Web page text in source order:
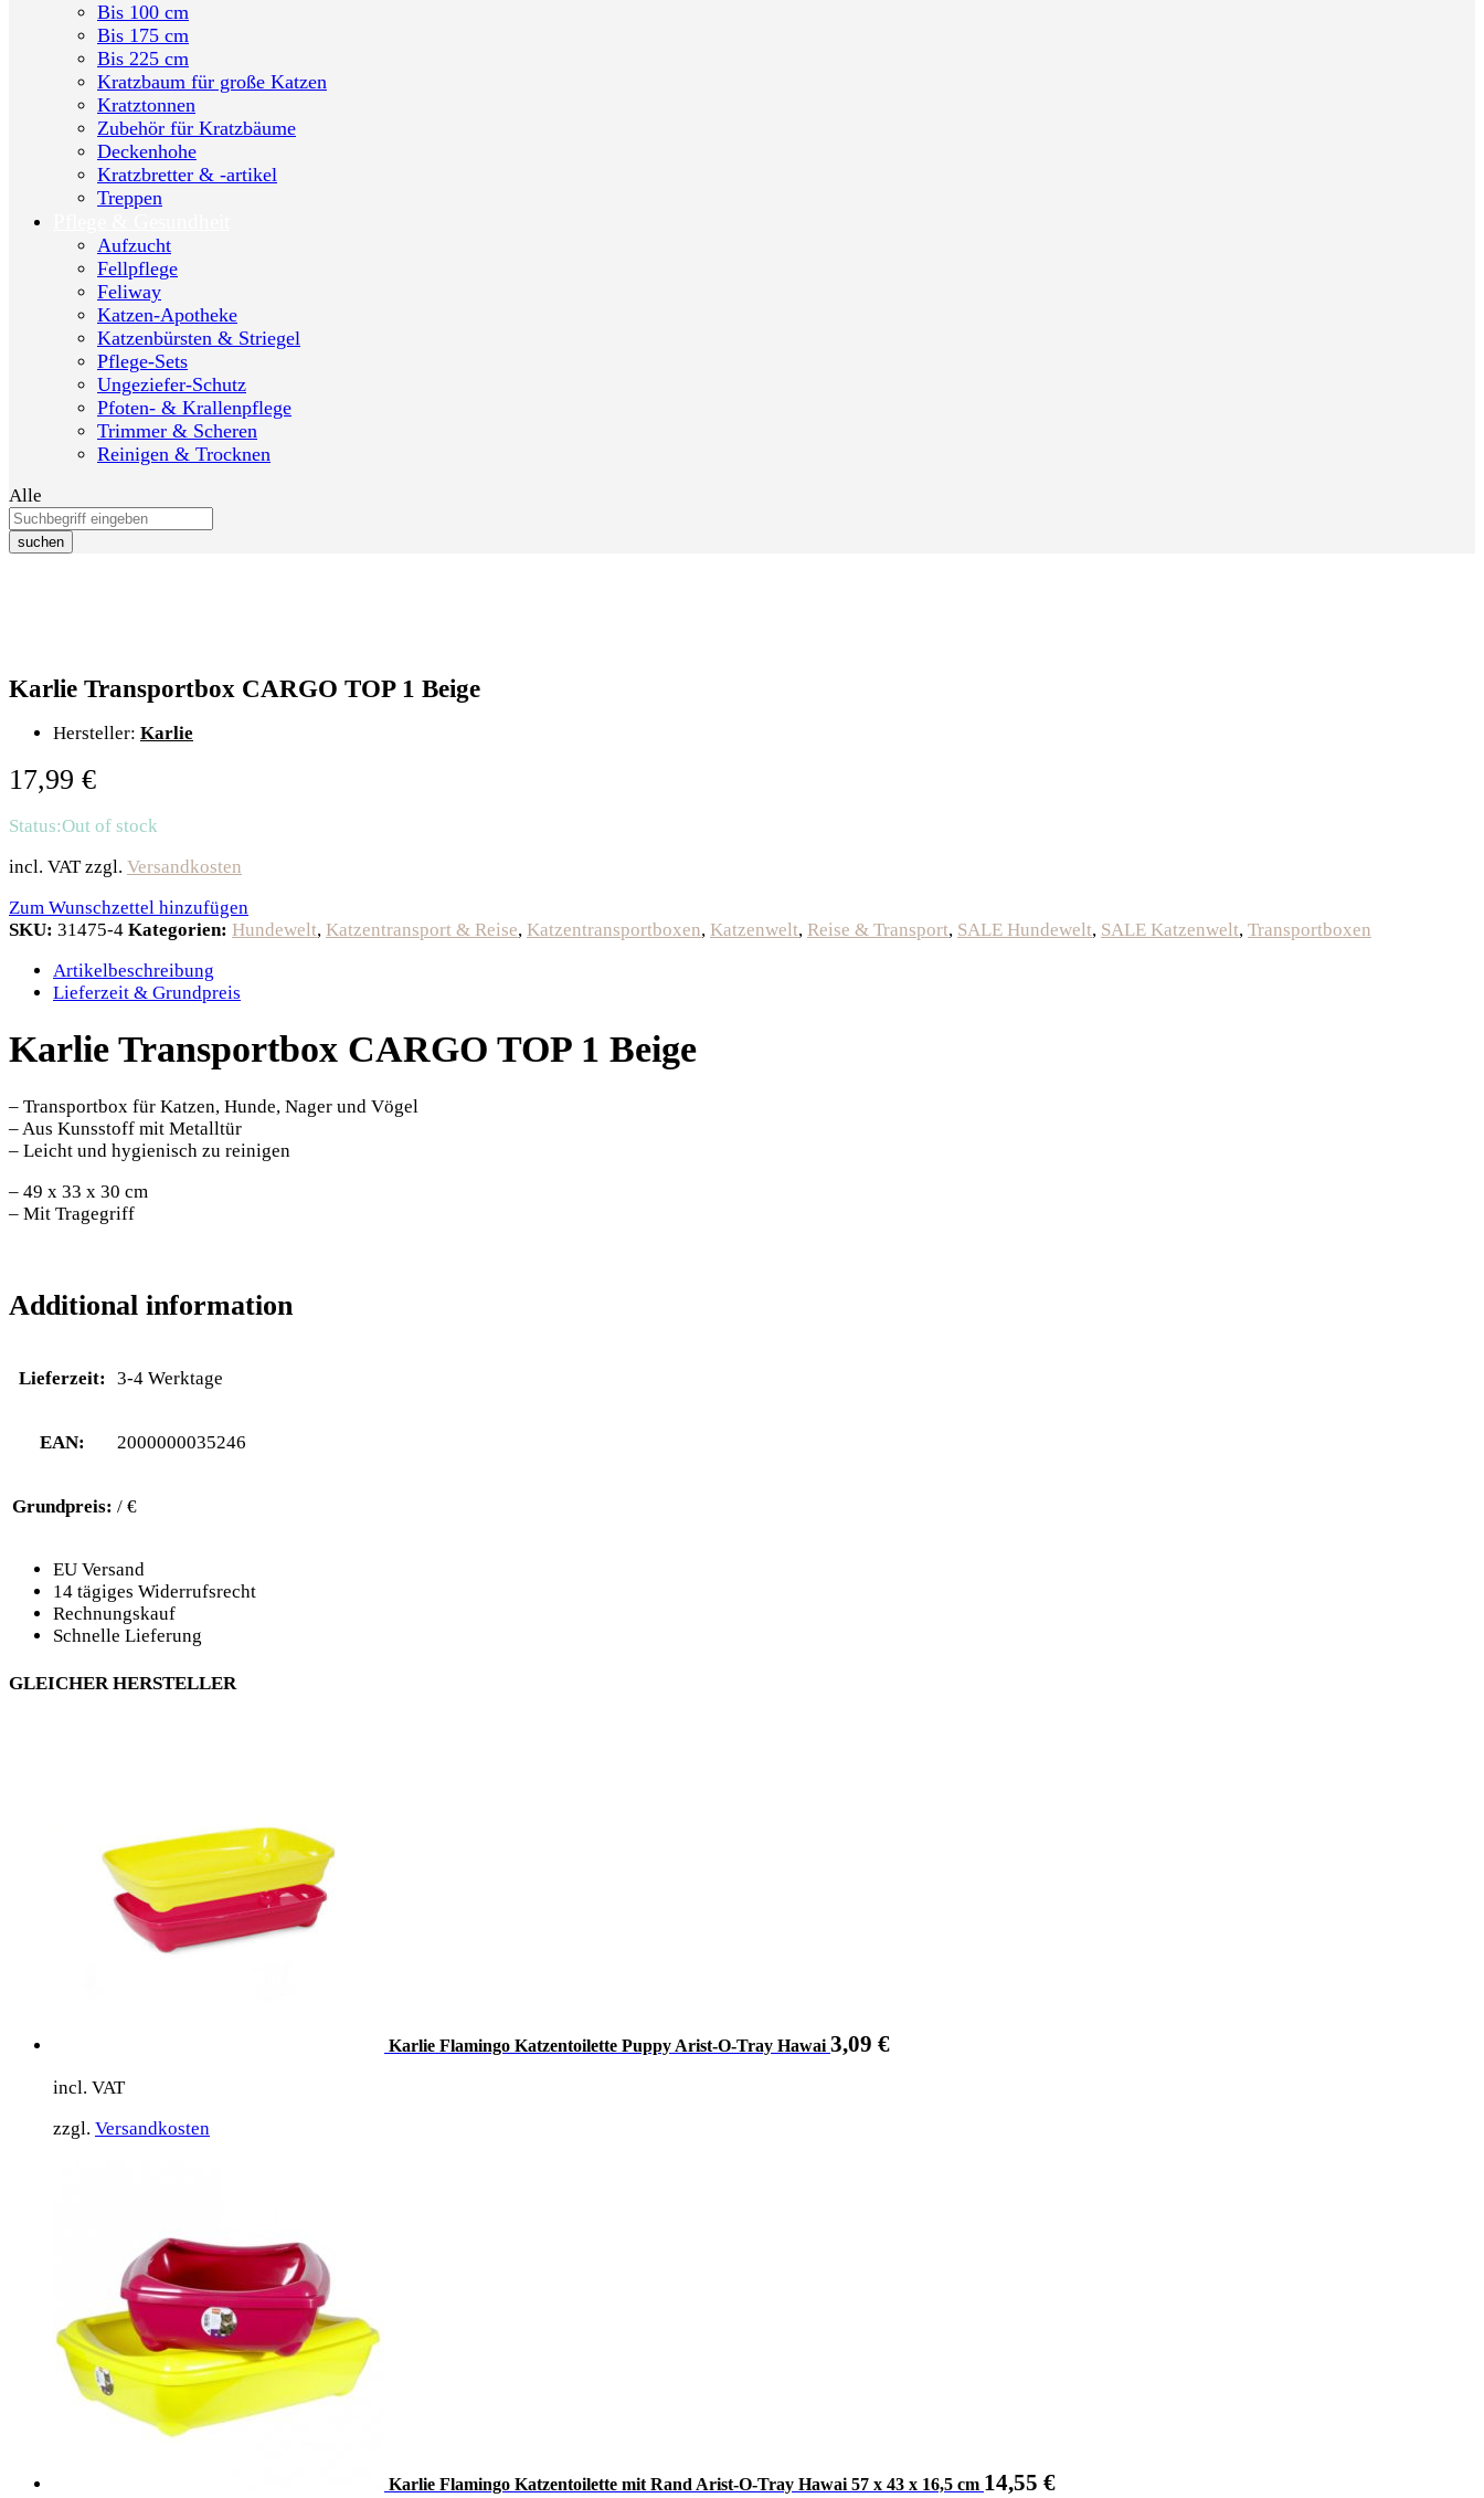
Bis 100 cm
Bis 175 cm
Bis 225 cm
Kratzbaum für große Katzen
Kratztonnen
Zubehör für Kratzbäume
Deckenhohe
Kratzbretter & -artikel
Treppen
Aufzucht
Fellpflege
Feliway
Katzen-Apotheke
Katzenbürsten & Striegel
Pflege-Sets
Ungeziefer-Schutz
Pfoten- & Krallenpflege
Trimmer & Scheren
Reinigen & Trocknen
Alle
suchen
Karlie Transportbox CARGO TOP 1 Beige
Hersteller: Karlie
17,99 €
Status:Out of stock
incl. VAT zzgl. Versandkosten
Zum Wunschzettel hinzufügen
SKU: 31475-4 Kategorien: Hundewelt, Katzentransport & Reise, Katzentransportboxen, Katzenwelt, Reise & Transport, SALE Hundewelt, SALE Katzenwelt, Transportboxen
Artikelbeschreibung
Lieferzeit & Grundpreis
Karlie Transportbox CARGO TOP 1 Beige
– Transportbox für Katzen, Hunde, Nager und Vögel
– Aus Kunsstoff mit Metalltür
– Leicht und hygienisch zu reinigen
– 49 x 33 x 30 cm
– Mit Tragegriff
Additional information
Lieferzeit: 3-4 Werktage
EAN: 2000000035246
Grundpreis: / €
EU Versand
14 tägiges Widerrufsrecht
Rechnungskauf
Schnelle Lieferung
GLEICHER HERSTELLER
Karlie Flamingo Katzentoilette Puppy Arist-O-Tray Hawai 3,09 €
incl. VAT
zzgl. Versandkosten
Karlie Flamingo Katzentoilette mit Rand Arist-O-Tray Hawai 57 x 43 x 16,5 cm 14,55 €